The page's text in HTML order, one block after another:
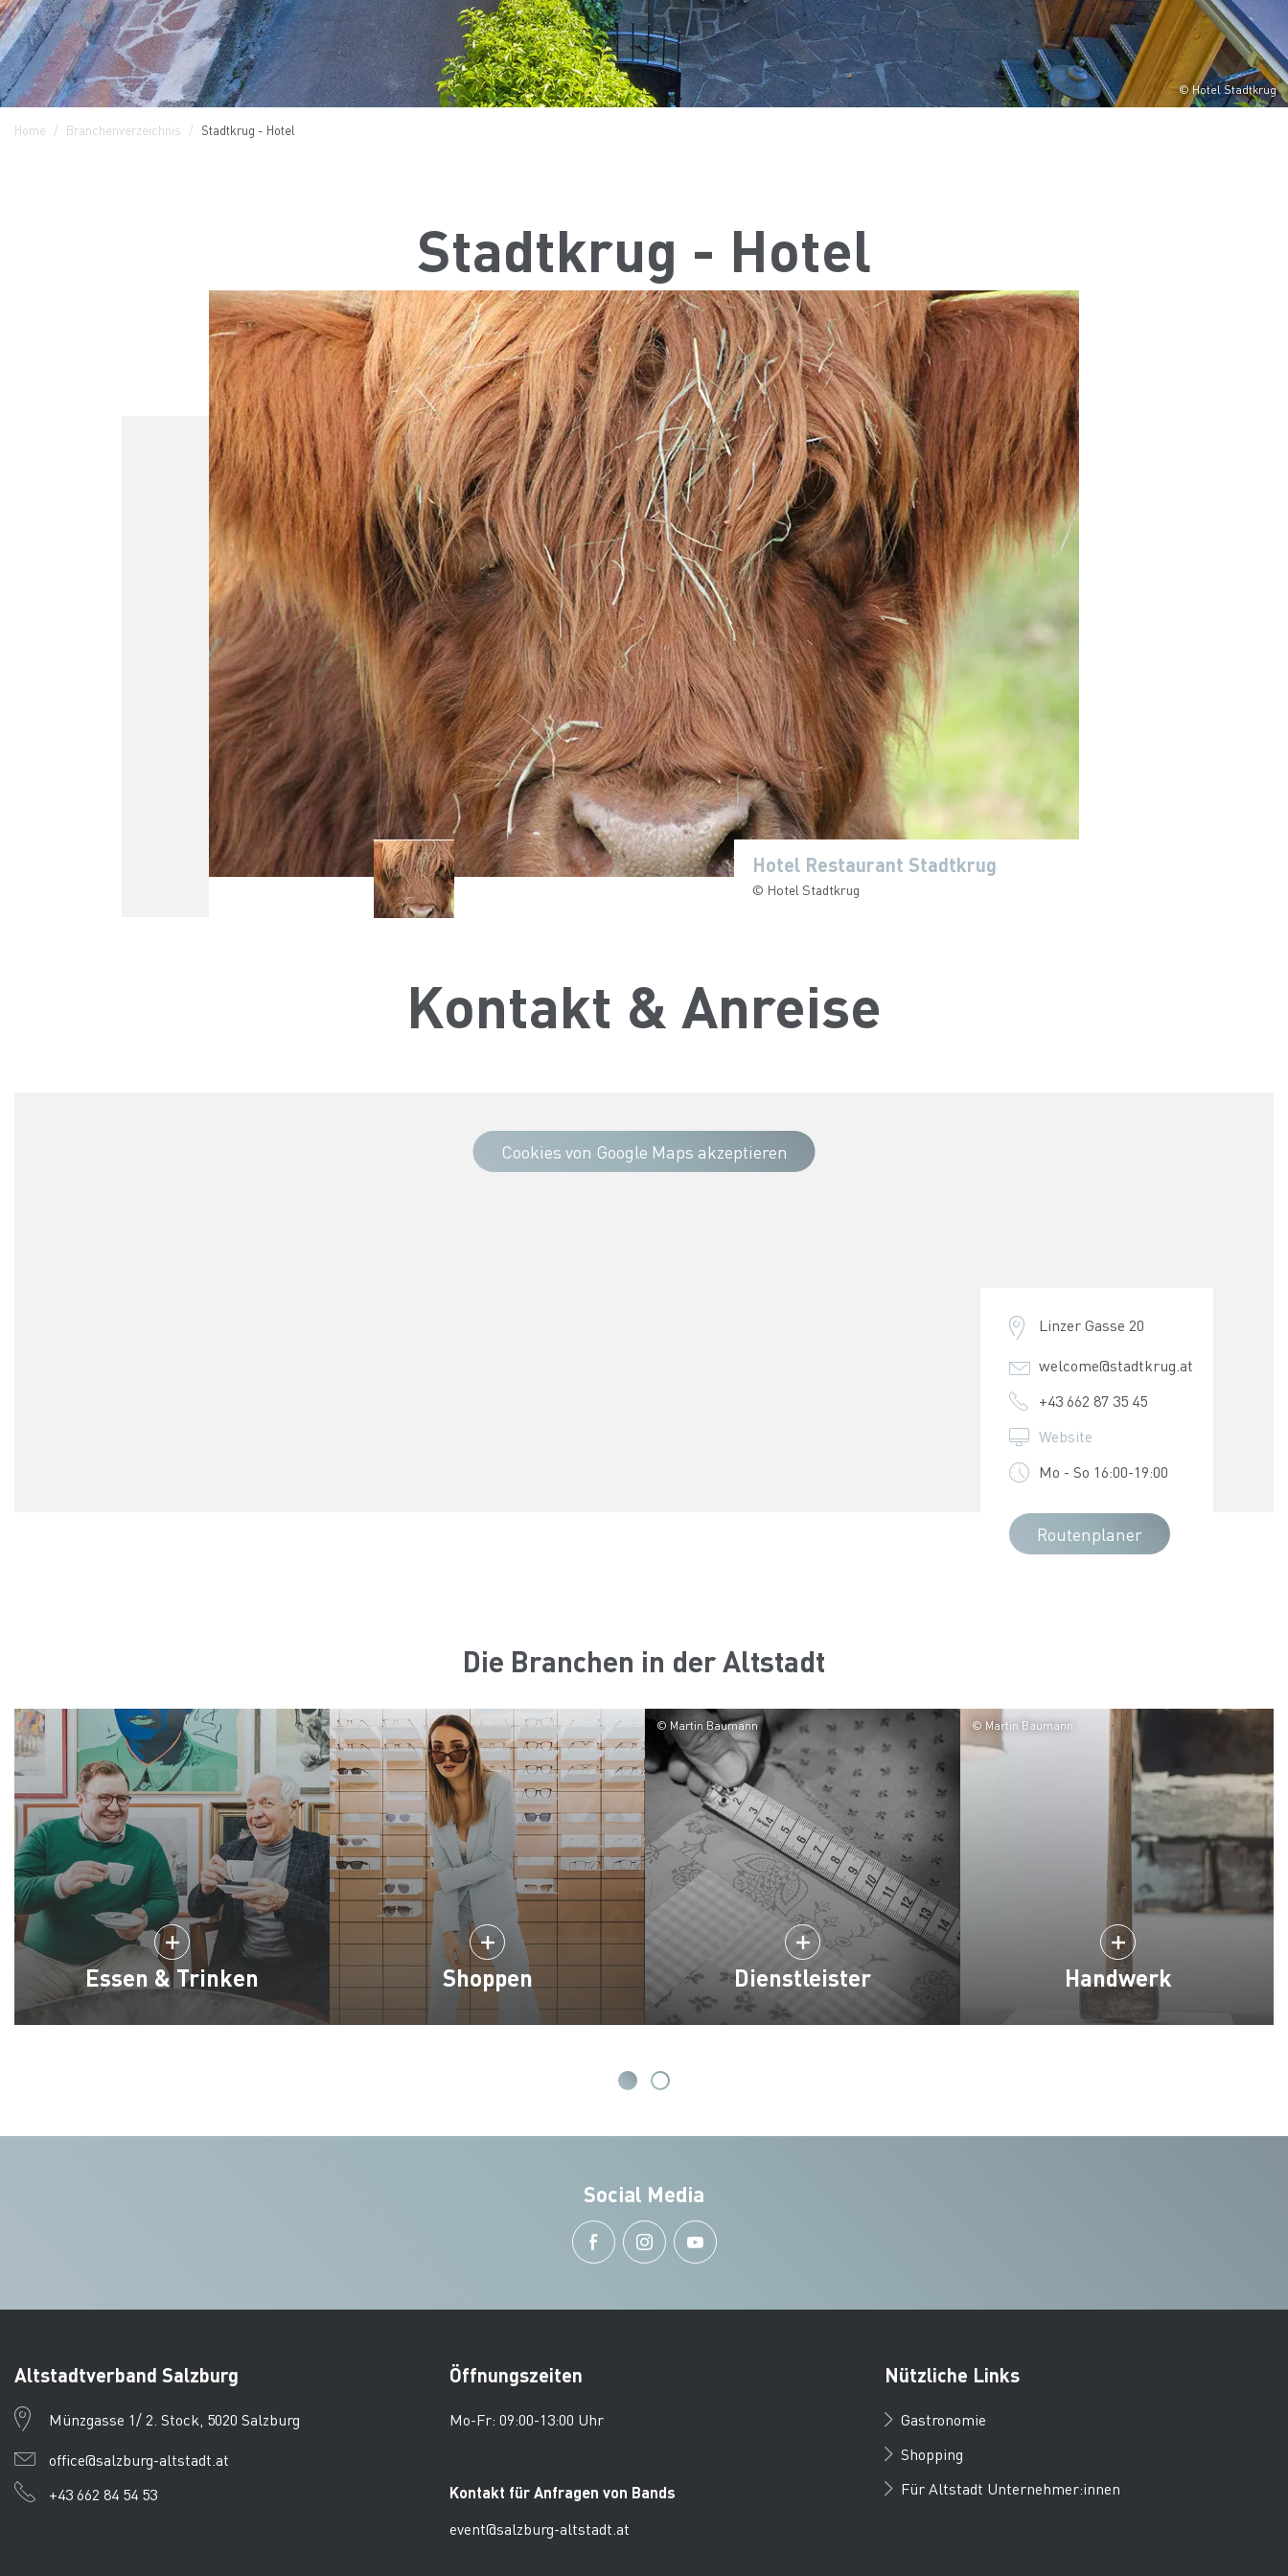
© Hotel Stadtkrug
Home Branchenverzeichnis Stadtkrug - Hotel
Stadtkrug - Hotel
Hotel Restaurant Stadtkrug
© Hotel Stadtkrug
Kontakt & Anreise
Cookies von Google Maps akzeptieren
Linzer Gasse 20
welcome@stadtkrug.at
+43 662 87 35 45
Website
Mo - So 16:00-19:00
Routenplaner
Die Branchen in der Altstadt
Essen & Trinken Shoppen
© Martin Baumann
Dienstleister
© Martin Baumann
Handwerk
Social Media
Altstadtverband Salzburg
Münzgasse 1/ 2. Stock, 5020 Salzburg
office@salzburg-altstadt.at
+43 662 84 54 53
Öffnungszeiten
Mo-Fr: 09:00-13:00 Uhr
Kontakt für Anfragen von Bands
event@salzburg-altstadt.at
Nützliche Links
Gastronomie
Shopping
Für Altstadt Unternehmer:innen